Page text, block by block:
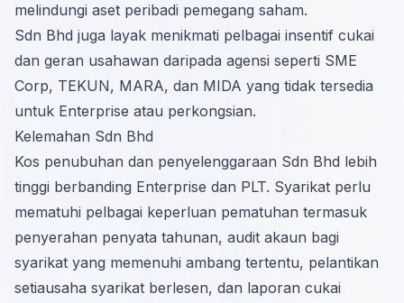
melindungi aset peribadi pemegang saham.
Sdn Bhd juga layak menikmati pelbagai insentif cukai
dan geran usahawan daripada agensi seperti SME
Corp, TEKUN, MARA, dan MIDA yang tidak tersedia
untuk Enterprise atau perkongsian.
Kelemahan Sdn Bhd
Kos penubuhan dan penyelenggaraan Sdn Bhd lebih
tinggi berbanding Enterprise dan PLT. Syarikat perlu
mematuhi pelbagai keperluan pematuhan termasuk
penyerahan penyata tahunan, audit akaun bagi
syarikat yang memenuhi ambang tertentu, pelantikan
setiausaha syarikat berlesen, dan laporan cukai